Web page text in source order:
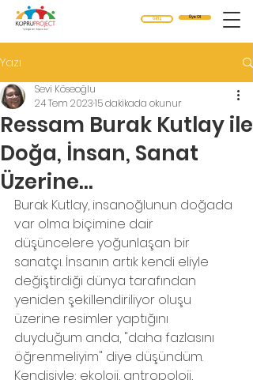
Üye Ol
Giriş
Yazı
Ressam Burak Kutlay ile
Doğa, İnsan, Sanat
Üzerine...
Sevi Köseoğlu
24 Tem 202315 dakikada okunur
Burak Kutlay, insanoğlunun doğada
var olma biçimine dair
düşüncelere yoğunlaşan bir
sanatçı. İnsanın artık kendi eliyle
değiştirdiği dünya tarafından
yeniden şekillendiriliyor oluşu
üzerine resimler yaptığını
duyduğum anda, "daha fazlasını
öğrenmeliyim" diye düşündüm.
Kendisiyle; ekoloji, antropoloji,